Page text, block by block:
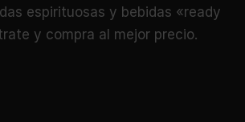
espirituosas y bebidas «ready
y compra al mejor precio.